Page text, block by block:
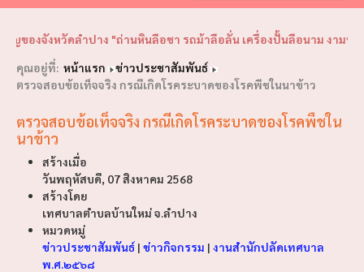
งจังหวัดลำปาง "ถ่านหินลือชา รถม้าลือลั่น เครื่องปั้นลือนาม งามพระธา
คุณอยู่ที่: หน้าแรก
ข่าวประชาสัมพันธ์
ตรวจสอบข้อเท็จจริง กรณีเกิดโรคระบาดของโรคพืชในนาข้าว
ตรวจสอบข้อเท็จจริง กรณีเกิดโรคระบาดของโรคพืชใน
นาข้าว
สร้างเมื่อ
วันพฤหัสบดี, 07 สิงหาคม 2568
สร้างโดย
เทศบาลตำบลบ้านใหม่ จ.ลำปาง
หมวดหมู่
ข่าวประชาสัมพันธ์ | ข่าวกิจกรรม | งานสำนักปลัดเทศบาล
พ.ศ.๒๕๖๘